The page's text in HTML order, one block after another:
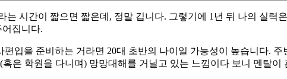
시간이 짧으면 짧은데, 정말 깁니다. 그렇기에 1년 뒤 나의 실력
집니다.
편입을 준비하는 거라면 20대 초반의 나이일 가능성이 높습니다.
은 학원을 다니며) 망망대해를 거닐고 있는 느낌이다 보니 멘탈이